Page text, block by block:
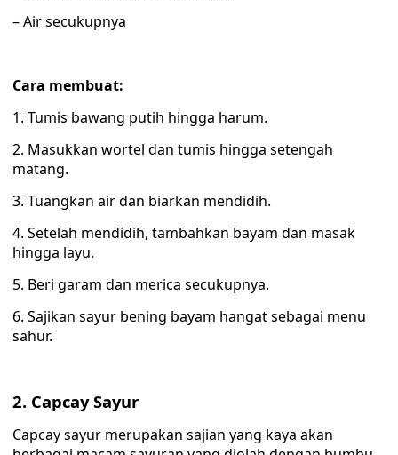
– Air secukupnya
Cara membuat:
1. Tumis bawang putih hingga harum.
2. Masukkan wortel dan tumis hingga setengah
matang.
3. Tuangkan air dan biarkan mendidih.
4. Setelah mendidih, tambahkan bayam dan masak
hingga layu.
5. Beri garam dan merica secukupnya.
6. Sajikan sayur bening bayam hangat sebagai menu
sahur.
2. Capcay Sayur
Capcay sayur merupakan sajian yang kaya akan